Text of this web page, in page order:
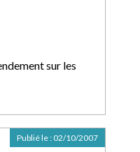
sur les
Publié le : 02/10/2007